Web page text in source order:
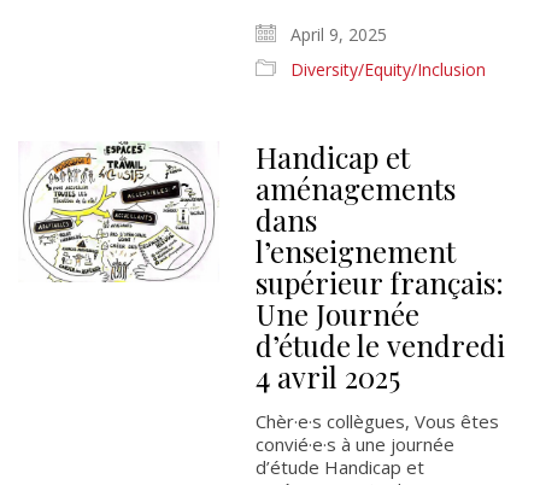
April 9, 2025
Diversity/Equity/Inclusion
Handicap et
aménagements
dans
l’enseignement
supérieur français:
Une Journée
d’étude le vendredi
4 avril 2025
Chèr·e·s collègues, Vous êtes
convié·e·s à une journée
d’étude Handicap et